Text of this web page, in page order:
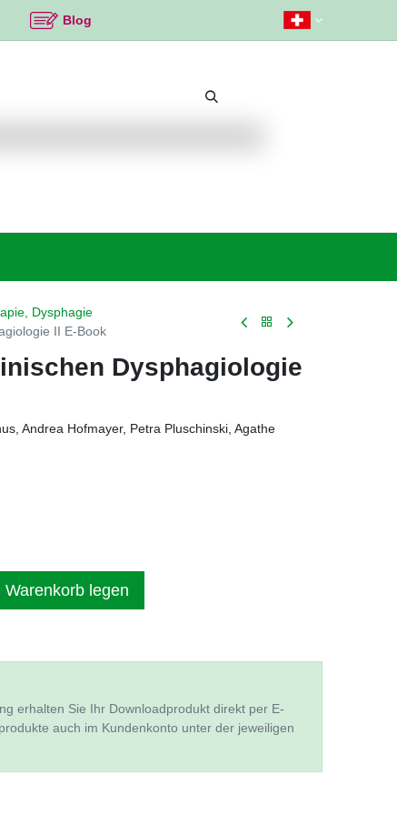
Blog
Dysphagie
II E-Book
Dysphagiologie
Andrea Hofmayer, Petra Pluschinski, Agathe
Warenkorb legen
erhalten Sie Ihr Downloadprodukt direkt per E-
auch im Kundenkonto unter der jeweiligen